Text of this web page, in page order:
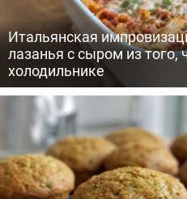
Итальянская
лазанья с сыром из того,
холодильнике